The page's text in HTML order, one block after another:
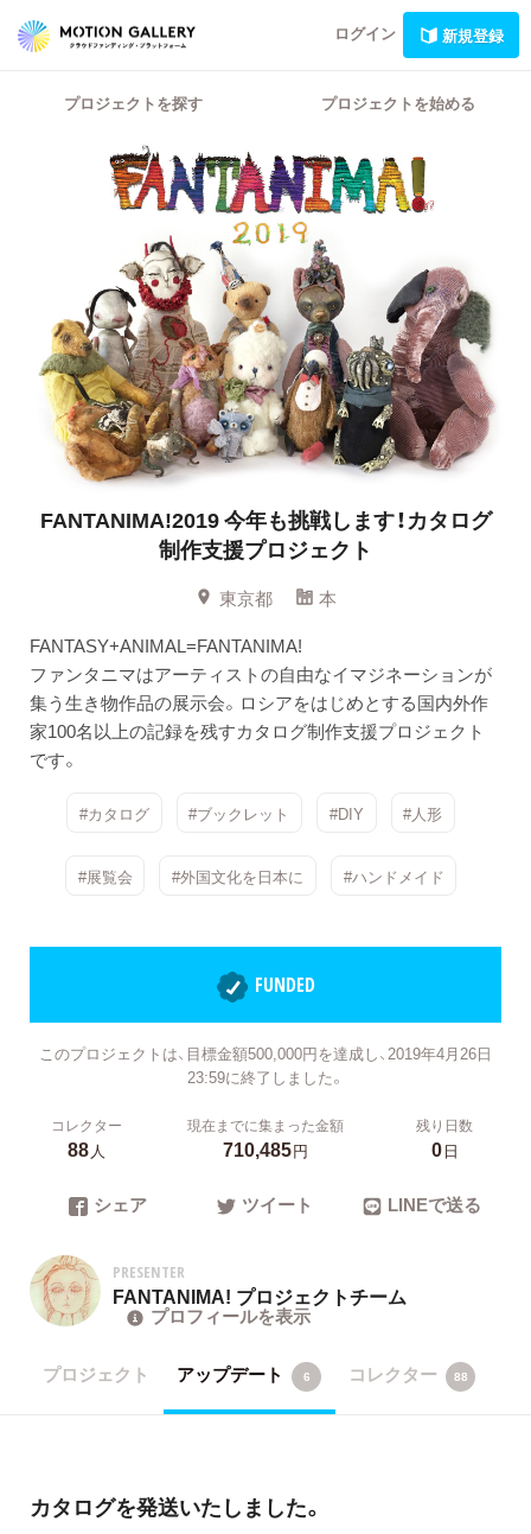
ログイン 新規登録
プロジェクトを探す プロジェクトを始める
FANTANIMA!2019今年も挑戦します！カタログ
制作支援プロジェクト
東京都
本
FANTASY+ANIMAL=FANTANIMA!
ファンタニマはアーティストの自由なイマジネーションが
集う生き物作品の展示会。ロシアをはじめとする国内外作
家100名以上の記録を残すカタログ制作支援プロジェクト
です。
#カタログ #ブックレット #DIY #人形
#展覧会 #外国文化を日本に #ハンドメイド
FUNDED
このプロジェクトは、目標金額500,000円を達成し、2019年4月26日
23:59に終了しました。
コレクター
88人
現在までに集まった金額
710,485円
残り日数
0日
シェア ツイート LINEで送る
PRESENTER
FANTANIMA! プロジェクトチーム
プロフィールを表示
プロジェクト アップデート 6 コレクター 88
カタログを発送いたしました。